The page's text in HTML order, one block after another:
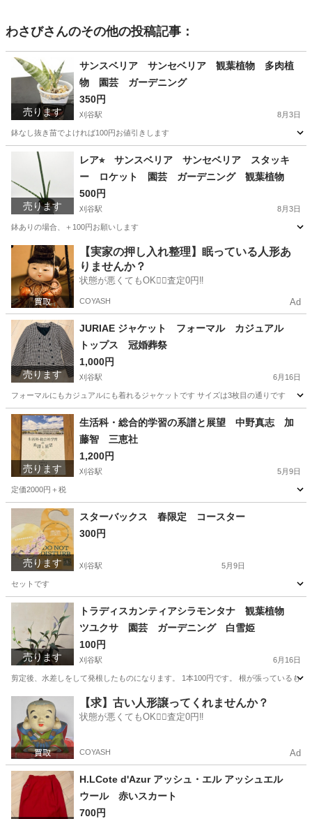
わさびさんのその他の投稿記事：
売ります
サンスベリア サンセベリア 観葉植物 多肉植
物 園芸 ガーデニング
350円
刈谷駅 8月3日
鉢なし抜き苗でよければ100円お値引きします
家庭用品 サンセベリア
売ります
レア⭐︎ サンスベリア サンセベリア スタッキ
ー ロケット 園芸 ガーデニング 観葉植物
500円
刈谷駅 8月3日
鉢ありの場合、＋100円お願いします
愛知 刈谷市 刈谷駅 家庭用品 サンセベリア
【実家の押し入れ整理】眠っている人形あ
りませんか？
状態が悪くてもOK🙆‍♀️査定0円‼️
COYASH Ad
売ります
JURIAE ジャケット フォーマル カジュアル
トップス 冠婚葬祭
1,000円
刈谷駅 6月16日
フォーマルにもカジュアルにも着れるジャケットです サイズは3枚目の通りです
愛知 刈谷市 刈谷駅 ジャケット 通り
売ります
生活科・総合的学習の系譜と展望 中野真志 加
藤智 三恵社
1,200円
刈谷駅 5月9日
定価2000円＋税
愛知 刈谷市 刈谷駅 歴史、心理、教育
売ります
スターバックス 春限定 コースター
300円
刈谷駅 5月9日
セットです
愛知 刈谷市 刈谷駅 食器 スターバックス
売ります
トラディスカンティアシラモンタナ 観葉植物
ツユクサ 園芸 ガーデニング 白雪姫
100円
刈谷駅 6月16日
剪定後、水差しをして発根したものになります。 1本100円です。 根が張っているも
刈谷市 刈谷駅 家庭用品 観葉植物
【求】古い人形譲ってくれませんか？
状態が悪くてもOK🙆‍♀️査定0円‼️
COYASH Ad
H.LCote d'Azur アッシュ・エル アッシュエル
ウール 赤いスカート
700円